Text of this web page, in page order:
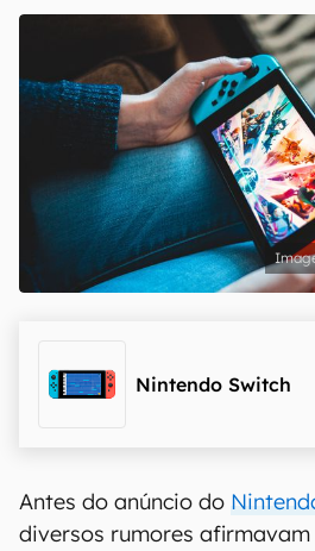
Uso e Política de Privacidade do
Nintendo Switch
Antes do anúncio do
diversos rumores afirmavam